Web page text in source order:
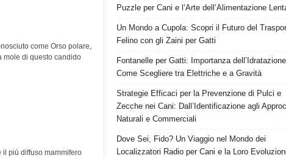
come Orso polare,
mole di questo candido
il più diffuso mammifero
Puzzle per Cani e l’Arte dell’Alimentazione
Un Mondo a Cupola: Scopri il Futuro del
Felino con gli Zaini per Gatti
Fontanelle per Gatti: Importanza
Come Scegliere tra Elettriche e a Gravità
Strategie Efficaci per la Prevenzione di Pulci e
Zecche nei Cani: Dall’Identificazione agli
Naturali e Commerciali
Dove Sei, Fido? Un Viaggio nel Mondo dei
Localizzatori Radio per Cani e la Loro